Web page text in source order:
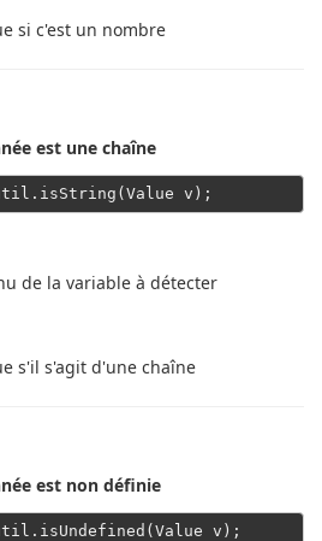
si c'est un nombre
est une chaîne
de la variable à détecter
s'il s'agit d'une chaîne
est non définie